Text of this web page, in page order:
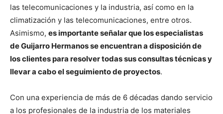
las telecomunicaciones y la industria, así como en la
climatización y las telecomunicaciones, entre otros.
Asimismo, es importante señalar que los especialistas
de Guijarro Hermanos se encuentran a disposición de
los clientes para resolver todas sus consultas técnicas y
llevar a cabo el seguimiento de proyectos.
Con una experiencia de más de 6 décadas dando servicio
a los profesionales de la industria de los materiales